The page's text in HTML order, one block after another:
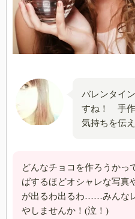
バレンタイ
すね！ 手作
気持ちを伝
どんなチョコを作ろうかっ
ばするほどオシャレな写真
が出るわ出るわ……みんな
やしませんか！(泣！)